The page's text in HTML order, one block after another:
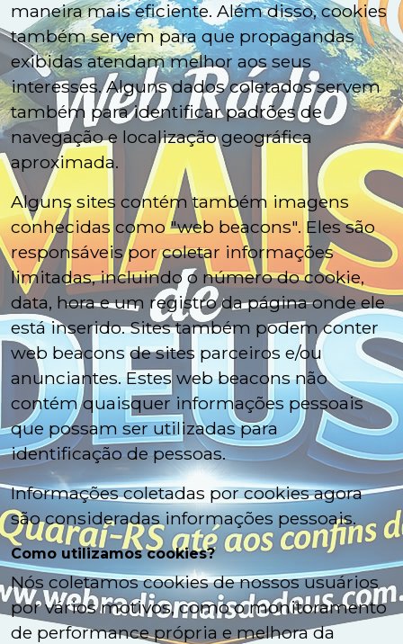
maneira mais eficiente. Além disso, cookies
também servem para que propagandas
exibidas atendam melhor aos seus
interesses. Alguns dados coletados servem
também para identificar padrões de
navegação e localização geográfica
aproximada.
Alguns sites contém também imagens
conhecidas como "web beacons". Eles são
responsáveis por coletar informações
limitadas, incluindo o número do cookie,
data, hora e um registro da página onde ele
está inserido. Sites também podem conter
web beacons de sites parceiros e/ou
anunciantes. Estes web beacons não
contém quaisquer informações pessoais
que possam ser utilizadas para
identificação de pessoas.
Informações coletadas por cookies agora
são consideradas informações pessoais.
Como utilizamos cookies?
Nós coletamos cookies de nossos usuários
por vários motivos, como o monitoramento
de performance própria e melhora da